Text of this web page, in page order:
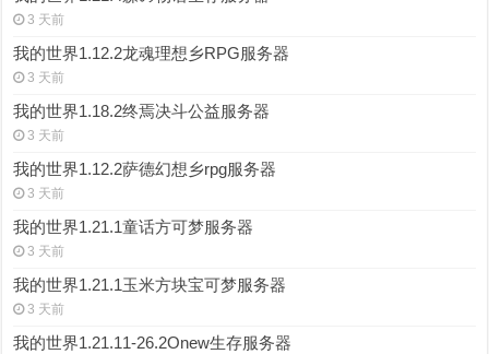
3 天前
我的世界1.12.2龙魂理想乡RPG服务器
3 天前
我的世界1.18.2终焉决斗公益服务器
3 天前
我的世界1.12.2萨德幻想乡rpg服务器
3 天前
我的世界1.21.1童话方可梦服务器
3 天前
我的世界1.21.1玉米方块宝可梦服务器
3 天前
我的世界1.21.11-26.2Onew生存服务器